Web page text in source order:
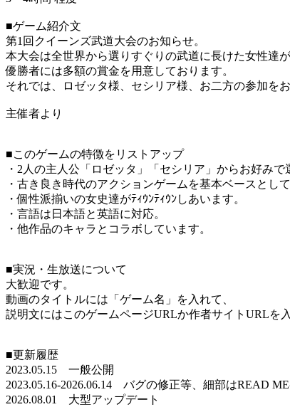
■ゲーム紹介文
第1回クイーンズ武道大会のお知らせ。
本大会は全世界から選りすぐりの武道に長けた女性達
優勝者には多額の賞金を用意しております。
それでは、ロゼッタ様、セシリア様、お二方の参加を
主催者より
■このゲームの特徴をリストアップ
・2人の主人公「ロゼッタ」「セシリア」からお好みで
・古き良き時代のアクションゲームを基本ベースとして
・個性派揃いの女史達がﾃｨｳﾝﾃｨｳﾝしあいます。
・言語は日本語と英語に対応。
・他作品のキャラとコラボしています。
■実況・生放送について
大歓迎です。
動画のタイトルには「ゲーム名」を入れて、
説明文にはこのゲームページURLか作者サイトURLを
■更新履歴
2023.05.15 一般公開
2023.05.16-2026.06.14 バグの修正等、細部はREAD ME
2026.08.01 大型アップデート